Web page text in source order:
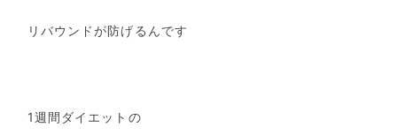
リバウンドが防げるんです
1週間ダイエットの